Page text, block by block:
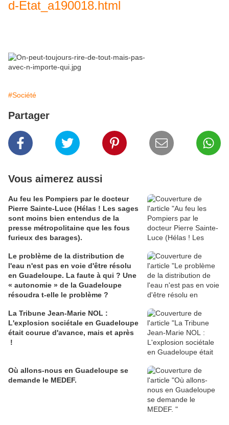
d-Etat_a190018.html
#Société
Partager
Vous aimerez aussi
Au feu les Pompiers par le docteur
Pierre Sainte-Luce (Hélas ! Les sages
sont moins bien entendus de la
presse métropolitaine que les fous
furieux des barages).
Le problème de la distribution de
l'eau n'est pas en voie d'être résolu
en Guadeloupe. La faute à qui ? Une
« autonomie » de la Guadeloupe
résoudra t-elle le problème ?
La Tribune Jean-Marie NOL :
L'explosion sociétale en Guadeloupe
était courue d'avance, mais et après
!
Où allons-nous en Guadeloupe se
demande le MEDEF.